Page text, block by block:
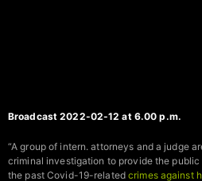
Broadcast 2022-02-12 at 6.00 p.m.
“A group of intern. attorneys and a judge
criminal investigation to provide the
the past Covid-19-relatedcrimes against